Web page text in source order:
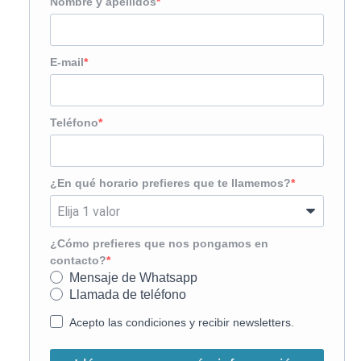
E-mail
Teléfono
¿En qué horario prefieres que te llamemos?
¿Cómo prefieres que nos pongamos en
contacto?
Mensaje de Whatsapp
Llamada de teléfono
Acepto las condiciones y recibir newsletters.